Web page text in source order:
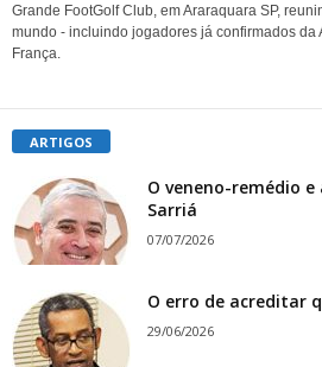
Grande FootGolf Club, em Araraquara SP,
mundo - incluindo jogadores já confirmados da
França.
ARTIGOS
O veneno-remédio e
Sarriá
07/07/2026
O erro de acreditar
29/06/2026